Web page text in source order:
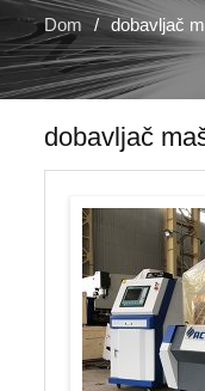
Dom dobavljač
dobavljač